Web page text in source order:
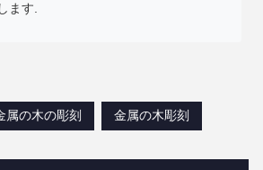
ます.
属の木の彫刻 金属の木彫刻